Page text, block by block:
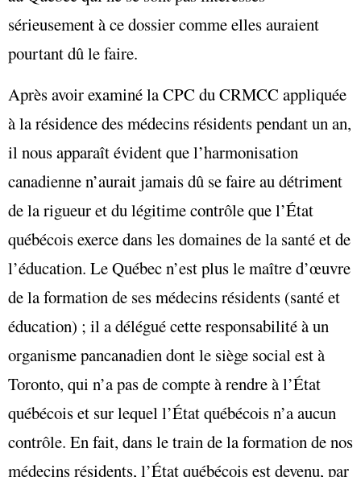
sérieusement à ce dossier comme elles auraient
pourtant dû le faire.
Après avoir examiné la CPC du CRMCC appliquée
à la résidence des médecins résidents pendant un an,
il nous apparaît évident que l’harmonisation
canadienne n’aurait jamais dû se faire au détriment
de la rigueur et du légitime contrôle que l’État
québécois exerce dans les domaines de la santé et de
l’éducation. Le Québec n’est plus le maître d’œuvre
de la formation de ses médecins résidents (santé et
éducation) ; il a délégué cette responsabilité à un
organisme pancanadien dont le siège social est à
Toronto, qui n’a pas de compte à rendre à l’État
québécois et sur lequel l’État québécois n’a aucun
contrôle. En fait, dans le train de la formation de nos
médecins résidents, l’État québécois est devenu, par